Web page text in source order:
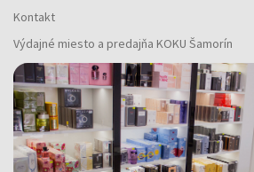
Kontakt
Výdajné miesto a predajňa KOKU Šamorín